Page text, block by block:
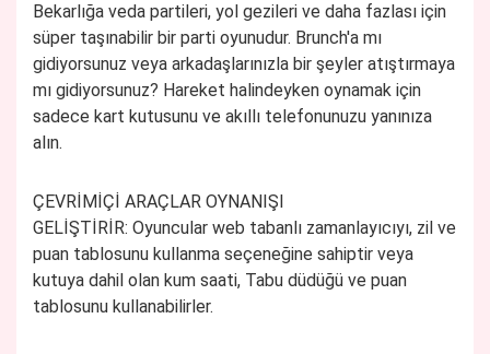
Bekarlığa veda partileri, yol gezileri ve daha fazlası için
süper taşınabilir bir parti oyunudur. Brunch'a mı
gidiyorsunuz veya arkadaşlarınızla bir şeyler atıştırmaya
mı gidiyorsunuz? Hareket halindeyken oynamak için
sadece kart kutusunu ve akıllı telefonunuzu yanınıza
alın.
ÇEVRİMİÇİ ARAÇLAR OYNANIŞI
GELİŞTİRİR: Oyuncular web tabanlı zamanlayıcıyı, zil ve
puan tablosunu kullanma seçeneğine sahiptir veya
kutuya dahil olan kum saati, Tabu düdüğü ve puan
tablosunu kullanabilirler.